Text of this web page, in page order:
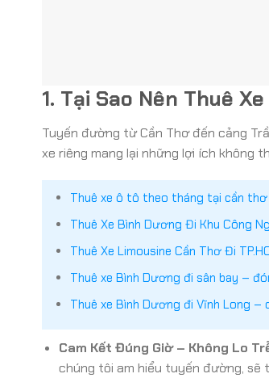
1. Tại Sao Nên Thuê
Tuyến đường từ Cần Thơ đến cảng
xe riêng mang lại những lợi ích không
Thuê xe ô tô theo tháng tại cần
Thuê Xe Bình Dương Đi Khu Công
Thuê Xe Limousine Cần Thơ Đi
Thuê xe Bình Dương đi sân bay –
Thuê xe Bình Dương đi Vĩnh Long –
Cam Kết Đúng Giờ – Không Lo
chúng tôi am hiểu tuyến đường,